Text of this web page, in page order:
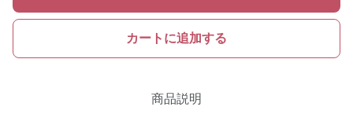
カートに追加する
商品説明